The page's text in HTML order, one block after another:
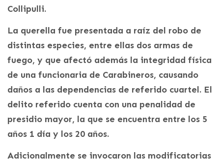
Collipulli.
La querella fue presentada a raíz del robo de
distintas especies, entre ellas dos armas de
fuego, y que afectó además la integridad física
de una funcionaria de Carabineros, causando
daños a las dependencias de referido cuartel. El
delito referido cuenta con una penalidad de
presidio mayor, la que se encuentra entre los 5
años 1 día y los 20 años.
Adicionalmente se invocaron las modificatorias